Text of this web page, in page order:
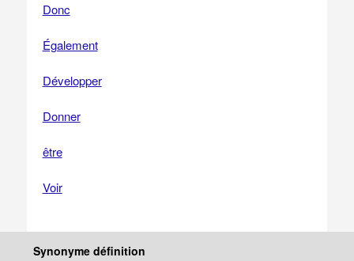
Donc
Également
Développer
Donner
être
Voir
Synonyme définition